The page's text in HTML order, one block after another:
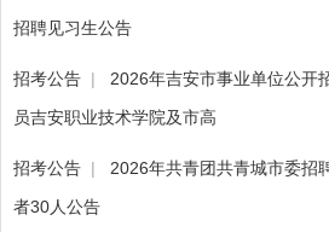
招聘见习生公告
招考公告 |
2026年吉安市事业单位公开
员吉安职业技术学院及市高
招考公告 |
2026年共青团共青城市委招
者30人公告